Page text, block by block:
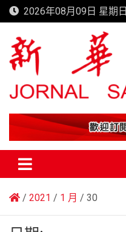
Skip
to
content
2026年08月09日 星期日
新華澳報
2021 1 月 30